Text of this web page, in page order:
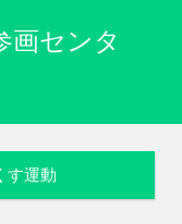
画センタ
す運動